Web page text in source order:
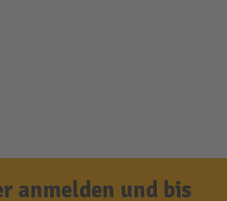
anmelden und bis